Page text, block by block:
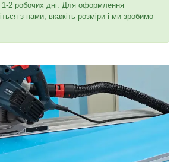
1-2 робочих дні. Для оформлення
з нами, вкажіть розміри і ми зробимо